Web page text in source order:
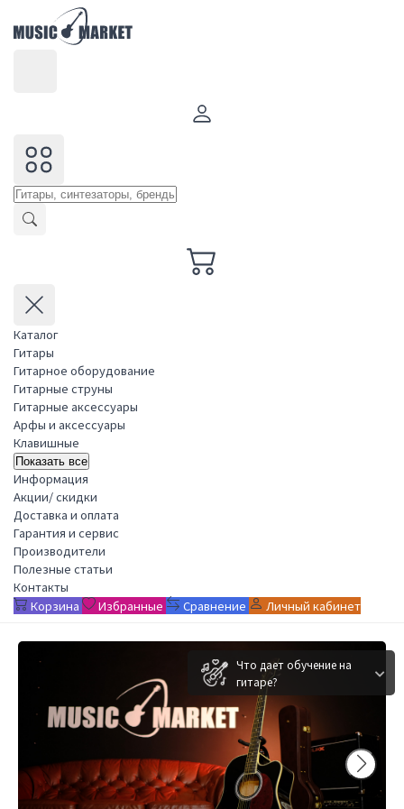
Каталог
Гитары
Гитарное оборудование
Гитарные струны
Гитарные аксессуары
Арфы и аксессуары
Клавишные
Показать все
Информация
Акции/ скидки
Доставка и оплата
Гарантия и сервис
Производители
Полезные статьи
Контакты
Корзина
Избранные Сравнение Личный кабинет
Что дает обучение на
гитаре?